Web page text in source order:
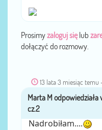
Prosimyzaloguj sięlub
dołączyć do rozmowy.
13 lata 3 miesiąc temu
Nadrobiłam....